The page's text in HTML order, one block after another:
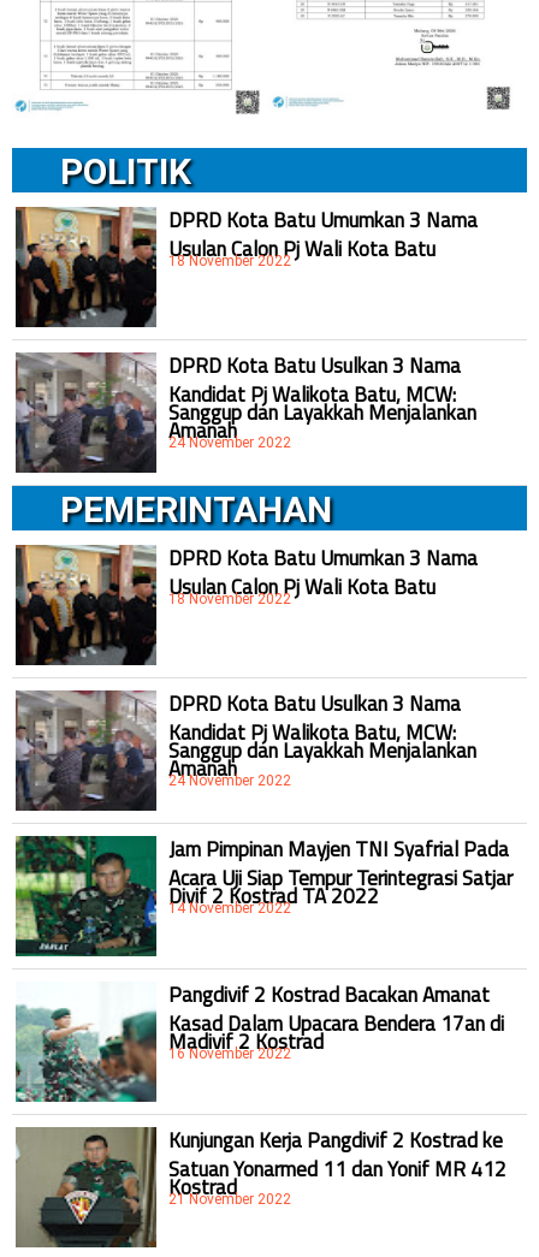
POLITIK
DPRD Kota Batu Umumkan 3 Nama
Usulan Calon Pj Wali Kota Batu
18 November 2022
DPRD Kota Batu Usulkan 3 Nama
Kandidat Pj Walikota Batu, MCW:
Sanggup dan Layakkah Menjalankan
Amanah
24 November 2022
PEMERINTAHAN
DPRD Kota Batu Umumkan 3 Nama
Usulan Calon Pj Wali Kota Batu
18 November 2022
DPRD Kota Batu Usulkan 3 Nama
Kandidat Pj Walikota Batu, MCW:
Sanggup dan Layakkah Menjalankan
Amanah
24 November 2022
Jam Pimpinan Mayjen TNI Syafrial Pada
Acara Uji Siap Tempur Terintegrasi Satjar
Divif 2 Kostrad TA 2022
14 November 2022
Pangdivif 2 Kostrad Bacakan Amanat
Kasad Dalam Upacara Bendera 17an di
Madivif 2 Kostrad
16 November 2022
Kunjungan Kerja Pangdivif 2 Kostrad ke
Satuan Yonarmed 11 dan Yonif MR 412
Kostrad
21 November 2022